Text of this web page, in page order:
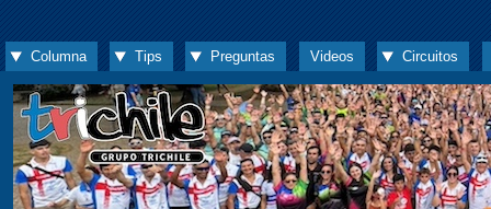
Columna Tips Preguntas Videos Circuitos